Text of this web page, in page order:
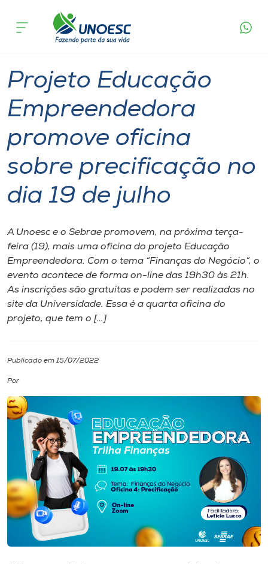
Cursos
Pesquisa
Atendimento ao Estudante
Portal de Ensino
Internacionalização
I.nova
Cultura
CPA
Biblioteca
Editora
Rádio
Museu
acontece
Projeto Educação
Empreendedora
promove oficina
sobre precificação no
dia 19 de julho
A Unoesc e o Sebrae promovem, na próxima terça-
feira (19), mais uma oficina do projeto Educação
Empreendedora. Com o tema “Finanças do Negócio”, o
evento acontece de forma on-line das 19h30 às 21h.
As inscrições são gratuitas e podem ser realizadas no
site da Universidade. Essa é a quarta oficina do
projeto, que tem o […]
Publicado em 15/07/2022
Por